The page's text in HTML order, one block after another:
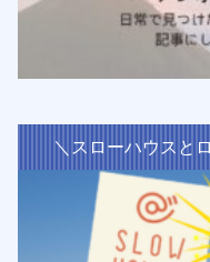
＼スローハウスと